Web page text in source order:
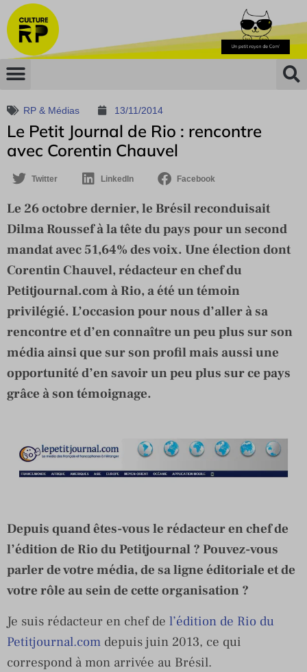
RP & Médias 13/11/2014
Le Petit Journal de Rio : rencontre
avec Corentin Chauvel
Twitter LinkedIn Facebook
Le 26 octobre dernier, le Brésil reconduisait
Dilma Roussef à la tête du pays pour un second
mandat avec 51,64% des voix. Une élection dont
Corentin Chauvel, rédacteur en chef du
Petitjournal.com à Rio, a été un témoin
privilégié. L’occasion pour nous d’aller à sa
rencontre et d’en connaître un peu plus sur son
média ainsi que sur son profil mais aussi une
opportunité d’en savoir un peu plus sur ce pays
grâce à son témoignage.
Depuis quand êtes-vous le rédacteur en chef de
l’édition de Rio du Petitjournal ? Pouvez-vous
parler de votre média, de sa ligne éditoriale et de
votre rôle au sein de cette organisation ?
Je suis rédacteur en chef de l’édition de Rio du
Petitjournal.com depuis juin 2013, ce qui
correspond à mon arrivée au Brésil.